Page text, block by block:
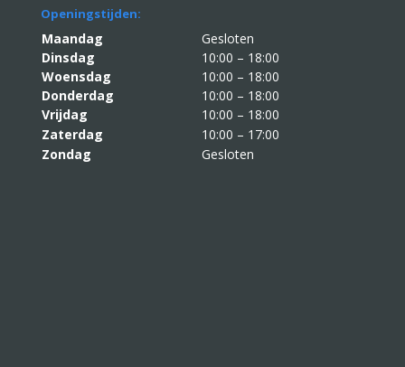
Openingstijden:
Maandag
Gesloten
Dinsdag
10:00 – 18:00
Woensdag
10:00 – 18:00
Donderdag
10:00 – 18:00
Vrijdag
10:00 – 18:00
Zaterdag
10:00 – 17:00
Zondag
Gesloten